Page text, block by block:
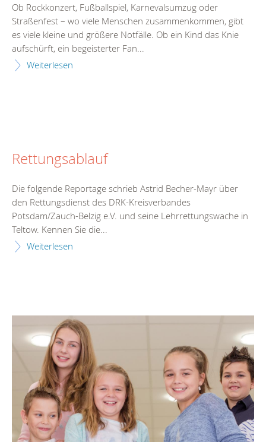
Ob Rockkonzert, Fußballspiel, Karnevalsumzug oder
Straßenfest – wo viele Menschen zusammenkommen, gibt
es viele kleine und größere Notfälle. Ob ein Kind das Knie
aufschürft, ein begeisterter Fan...
Weiterlesen
Rettungsablauf
Die folgende Reportage schrieb Astrid Becher-Mayr über
den Rettungsdienst des DRK-Kreisverbandes
Potsdam/Zauch-Belzig e.V. und seine Lehrrettungswache in
Teltow. Kennen Sie die...
Weiterlesen